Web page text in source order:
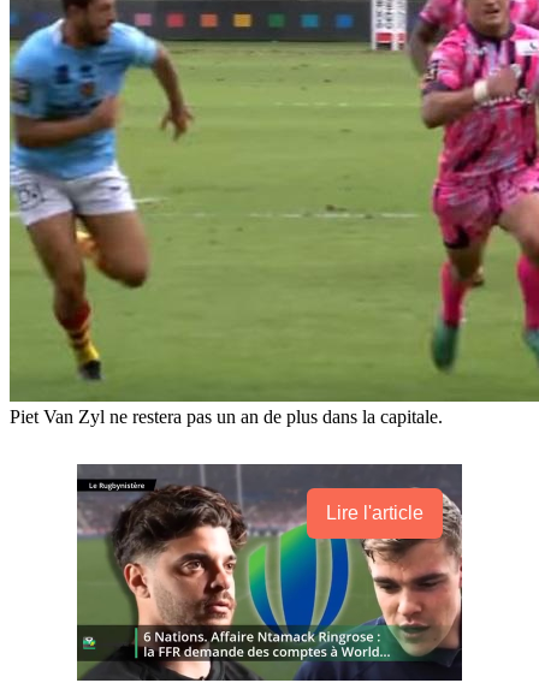
Piet Van Zyl ne restera pas un an de plus dans la capitale.
Lire l'article